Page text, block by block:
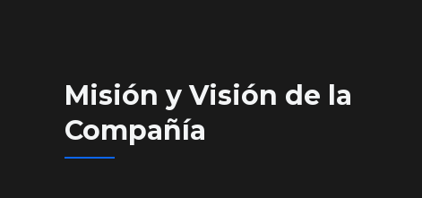
Misión y Visión de la
Compañía​​​